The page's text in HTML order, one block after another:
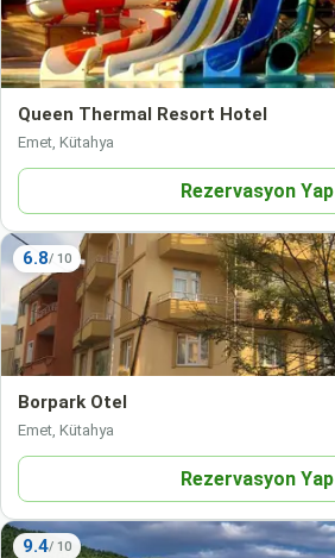
Queen Thermal Resort Hotel
Emet, Kütahya
Rezervasyon Yap
6.8
Borpark Otel
Emet, Kütahya
Rezervasyon Yap
9.4